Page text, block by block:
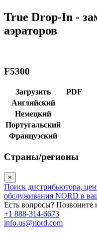
True Drop-In -
аэраторов
F5300
Загрузить
PDF
Английский
Немецкий
Португальский
Французский
Страны/регионы
×
Поиск дистрибьютора,
обслуживания NORD в
Есть вопросы? Позвоните
+1 888-314-6673
info.us@nord.com